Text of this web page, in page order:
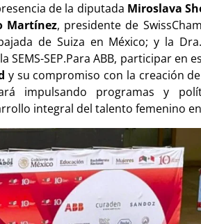
de la diputada Miroslava
Martínez, presidente de
de Suiza en México; y la Dra.
SEMS-SEP.Para ABB, participar
y su compromiso con la creación
impulsando programas y
integral del talento femenino